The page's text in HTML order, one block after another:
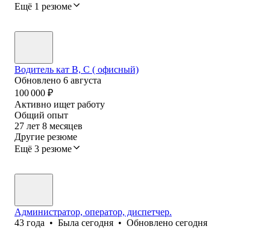
Ещё 1 резюме
Водитель кат В, С ( офисный)
Обновлено 6 августа
100 000 ₽
Активно ищет работу
Общий опыт
27 лет 8 месяцев
Другие резюме
Ещё 3 резюме
Администратор, оператор, диспетчер.
43 года • Была сегодня • Обновлено сегодня